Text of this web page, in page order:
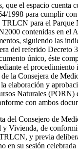
que el espacio cuenta
1998 para cumplir
para el Parque
contenidas en el
siguiendo las
del referido Decreto
único, éste
el procedimiento
la Consejera de
elaboración y
Naturales (PORN)
con ambos
del Consejero de
Vivienda, de
y previa
en su sesión